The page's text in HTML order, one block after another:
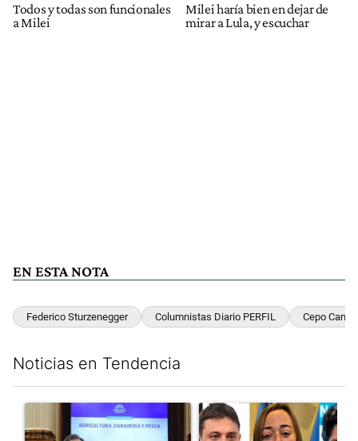
Todos y todas son funcionales
a Milei
Milei haría bien en dejar de
mirar a Lula, y escuchar
EN ESTA NOTA
Federico Sturzenegger Columnistas Diario PERFIL Cepo
Noticias en Tendencia
Un artículo de tendencia con el título "Di Tullio impugnó a
Un artículo de tendencia con